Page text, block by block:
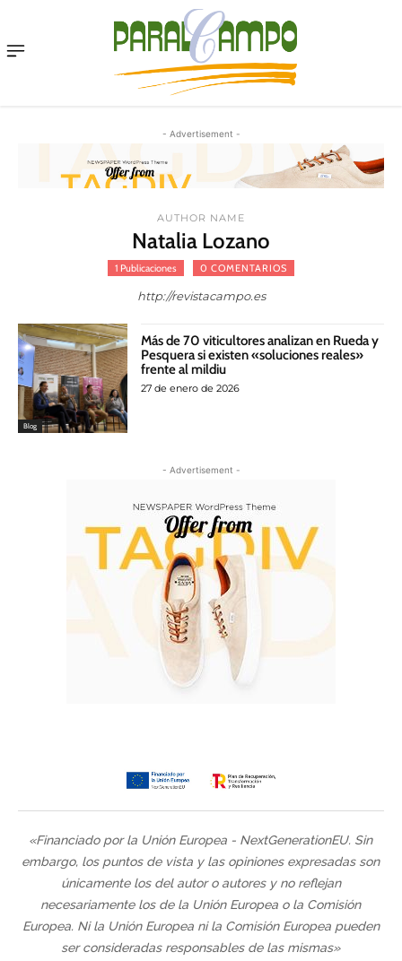
Menu
- Advertisement -
AUTHOR NAME
Natalia Lozano
1 Publicaciones 0 COMENTARIOS
http://revistacampo.es
Blog
Más de 70 viticultores analizan en Rueda y
Pesquera si existen «soluciones reales»
frente al mildiu
27 de enero de 2026
- Advertisement -
«Financiado por la Unión Europea - NextGenerationEU. Sin
embargo, los puntos de vista y las opiniones expresadas son
únicamente los del autor o autores y no reflejan
necesariamente los de la Unión Europea o la Comisión
Europea. Ni la Unión Europea ni la Comisión Europea pueden
ser consideradas responsables de las mismas»